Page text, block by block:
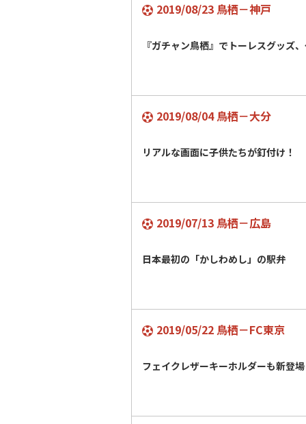
2019/08/23 鳥栖－神戸
『ガチャン鳥栖』でトーレスグッズ
2019/08/04 鳥栖－大分
リアルな画面に子供たちが釘付け！
2019/07/13 鳥栖－広島
日本最初の「かしわめし」の駅弁
2019/05/22 鳥栖－FC東京
フェイクレザーキーホルダーも新登